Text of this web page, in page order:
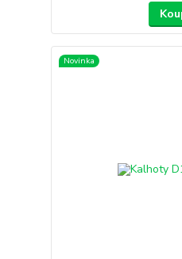
Novinka